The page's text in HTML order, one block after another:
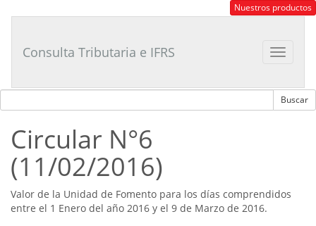
Tributario
Nuestros productos
Toggle
Consulta Tributaria e IFRS
Circular N°6
(11/02/2016)
Valor de la Unidad de Fomento para los días comprendidos
entre el 1 Enero del año 2016 y el 9 de Marzo de 2016.